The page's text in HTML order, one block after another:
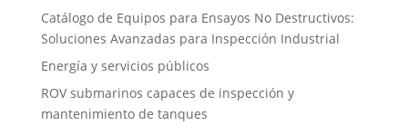
Catálogo de Equipos para Ensayos No Destructivos:
Soluciones Avanzadas para Inspección Industrial
Energía y servicios públicos
ROV submarinos capaces de inspección y
mantenimiento de tanques